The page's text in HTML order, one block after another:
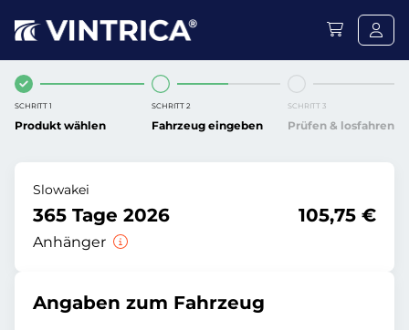
SCHRITT 1
Produkt wählen
SCHRITT 2
Fahrzeug eingeben
SCHRITT 3
Prüfen & losfahren
Slowakei
365 Tage 2026
Anhänger
105,75 €
Angaben zum Fahrzeug